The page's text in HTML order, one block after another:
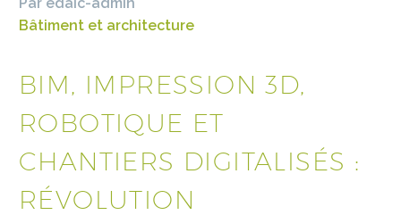
Bâtiment et architecture
BIM, IMPRESSION 3D,
ROBOTIQUE ET
CHANTIERS DIGITALISÉS :
RÉVOLUTION